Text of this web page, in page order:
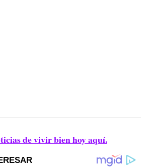
de vivir bien hoy aquí.